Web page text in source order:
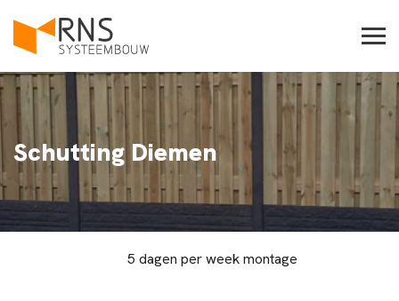
Schutting Diemen
5 dagen per week montage